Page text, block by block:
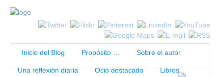
Inicio del Blog Propósito … Sobre el autor
Una reflexión diaria Ocio destacado Libros